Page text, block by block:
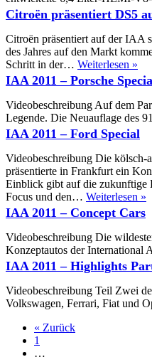
Citroën präsentiert DS5
Citroën präsentiert auf der IAA
des Jahres auf den Markt
Schritt in der… Weiterlesen »
auf
der
IAA
IAA 2011 – Porsche
Videobeschreibung Auf dem
Legende. Die Neuauflage des
IAA 2011 – Ford Special
Videobeschreibung Die kölsch-
präsentierte in Frankfurt ein
Einblick gibt auf die zukunftige
Focus und den… Weiterlesen »
IAA 2011 – Concept Cars
Videobeschreibung Die
Konzeptautos der International
IAA 2011 – Highlights
Videobeschreibung Teil Zwei
Volkswagen, Ferrari, Fiat und
« Zurück
1
…